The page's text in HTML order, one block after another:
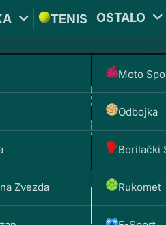
Zvezda
TENIS OSTALO
Moto
Odbojka
Borilački
Rukomet